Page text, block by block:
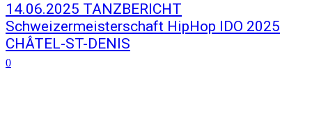
14.06.2025 TANZBERICHT
Schweizermeisterschaft HipHop IDO 2025
CHÂTEL-ST-DENIS
0